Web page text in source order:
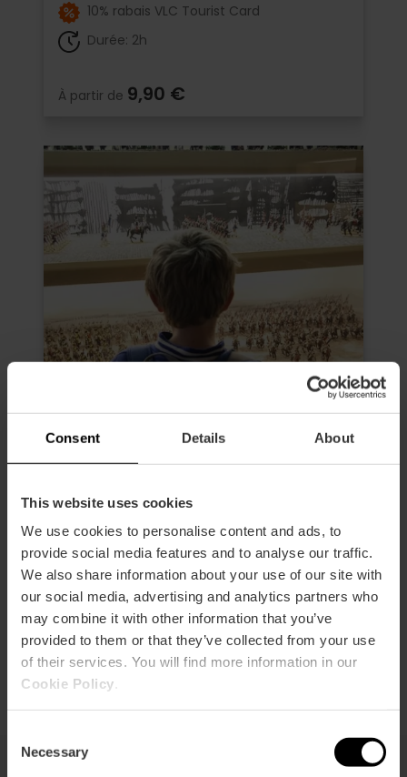
Consent Details About
This website uses cookies
We use cookies to personalise content and ads, to
provide social media features and to analyse our traffic.
We also share information about your use of our site with
our social media, advertising and analytics partners who
may combine it with other information that you’ve
provided to them or that they’ve collected from your use
of their services. You will find more information in our
Cookie Policy
Selection
Necessary
10% rabais VLC Tourist Card
Durée: 2h
À partir de 9,90 €
plomb
5 - 2 avis
Durée: 1h - 1h 30m
Du mardi au dimanche
À partir de 8,00 €